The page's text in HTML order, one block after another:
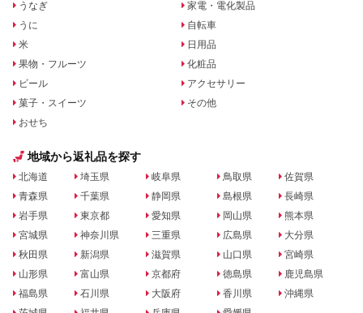
うなぎ
うに
米
果物・フルーツ
ビール
菓子・スイーツ
おせち
家電・電化製品
自転車
日用品
化粧品
アクセサリー
その他
地域から返礼品を探す
北海道
青森県
岩手県
宮城県
秋田県
山形県
福島県
埼玉県
千葉県
東京都
神奈川県
新潟県
富山県
石川県
岐阜県
静岡県
愛知県
三重県
滋賀県
京都府
大阪府
鳥取県
島根県
岡山県
広島県
山口県
徳島県
香川県
佐賀県
長崎県
熊本県
大分県
宮崎県
鹿児島県
沖縄県